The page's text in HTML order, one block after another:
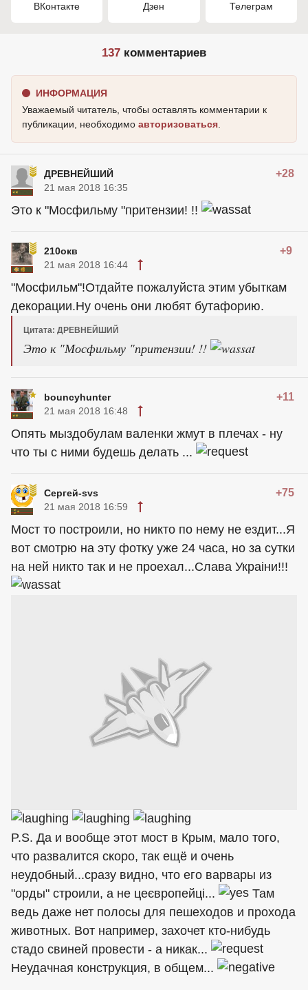
ВКонтакте Дзен Телеграм
137 комментариев
ИНФОРМАЦИЯ
Уважаемый читатель, чтобы оставлять комментарии к
публикации, необходимо авторизоваться
ДРЕВНЕЙШИЙ +28
21 мая 2018 16:35
Это к "Мосфильму "притензии! !!
210окв +9
21 мая 2018 16:44
"Мосфильм"!Отдайте пожалуйста этим убыткам
декорации.Ну очень они любят бутафорию.
Цитата: ДРЕВНЕЙШИЙ
Это к "Мосфильму "притензии! !!
bouncyhunter +11
21 мая 2018 16:48
Опять мыздобулам валенки жмут в плечах - ну
что ты с ними будешь делать ...
Сергей-svs +75
21 мая 2018 16:59
Мост то построили, но никто по нему не ездит...Я
вот смотрю на эту фотку уже 24 часа, но за сутки
на ней никто так и не проехал...Слава Украiни!!!
P.S. Да и вообще этот мост в Крым, мало того,
что развалится скоро, так ещё и очень
неудобный...сразу видно, что его варвары из
"орды" строили, а не цеєвропейці...
Там
ведь даже нет полосы для пешеходов и прохода
животных. Вот например, захочет кто-нибудь
стадо свиней провести - а никак...
Неудачная конструкция, в общем...